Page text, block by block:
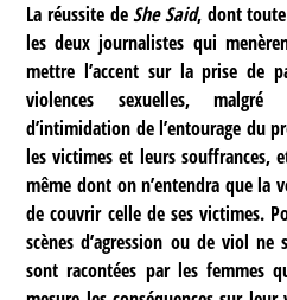
La réussite deShe Said, dont
les deux journalistes qui
mettre l’accent sur la prise de
violences sexuelles,
d’intimidation de l’entourage du
les victimes et leurs souffrances,
même dont on n’entendra que la
de couvrir celle de ses victimes.
scènes d’agression ou de viol
sont racontées par les femmes